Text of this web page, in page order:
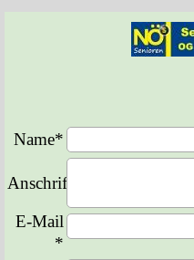
Name*
Anschrift
E-Mail
*